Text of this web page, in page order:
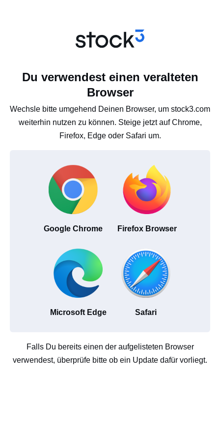
Du verwendest einen veralteten
Browser
Wechsle bitte umgehend Deinen Browser, um stock3.com
weiterhin nutzen zu können. Steige jetzt auf Chrome,
Firefox, Edge oder Safari um.
Google Chrome Firefox Browser
Microsoft Edge Safari
Falls Du bereits einen der aufgelisteten Browser
verwendest, überprüfe bitte ob ein Update dafür vorliegt.